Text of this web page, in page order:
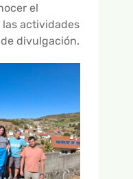
el
las actividades
divulgación.